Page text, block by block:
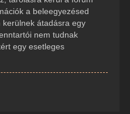
a beleegyezésed
átadásra egy
nem tudnak
egy esetleges